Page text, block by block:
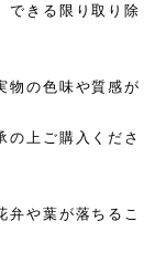
できる限り取り除
物の色味や質感が
の上ご購入くださ
弁や葉が落ちるこ